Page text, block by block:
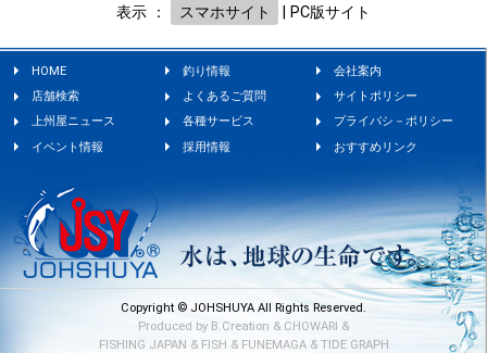
表示 ： スマホサイト PC版サイト
HOME 釣り情報
会社案内
店舗検索
よくあるご質問
サイトポリシー
上州屋ニュース
各種サービス
プライバシ－ポリシー
イベント情報
採用情報 おすすめリンク
Copyright © JOHSHUYA All Rights Reserved.
Produced by B.Creation & CHOWARI &
FISHING JAPAN & FISH & FUNEMAGA& TIDE GRAPH